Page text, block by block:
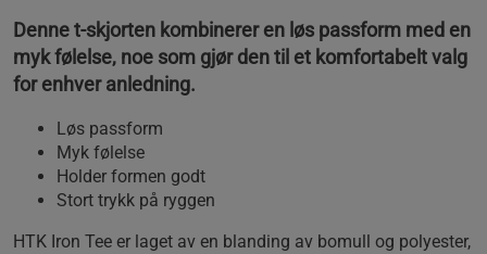
Denne t-skjorten kombinerer en løs passform med en
myk følelse, noe som gjør den til et komfortabelt valg
for enhver anledning.
Løs passform
Myk følelse
Holder formen godt
Stort trykk på ryggen
HTK Iron Tee er laget av en blanding av bomull og polyester,